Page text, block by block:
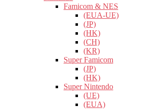
Famicom & NES
(EUA-UE)
(JP)
(HK)
(CH)
(KR)
Super Famicom
(JP)
(HK)
Super Nintendo
(UE)
(EUA)